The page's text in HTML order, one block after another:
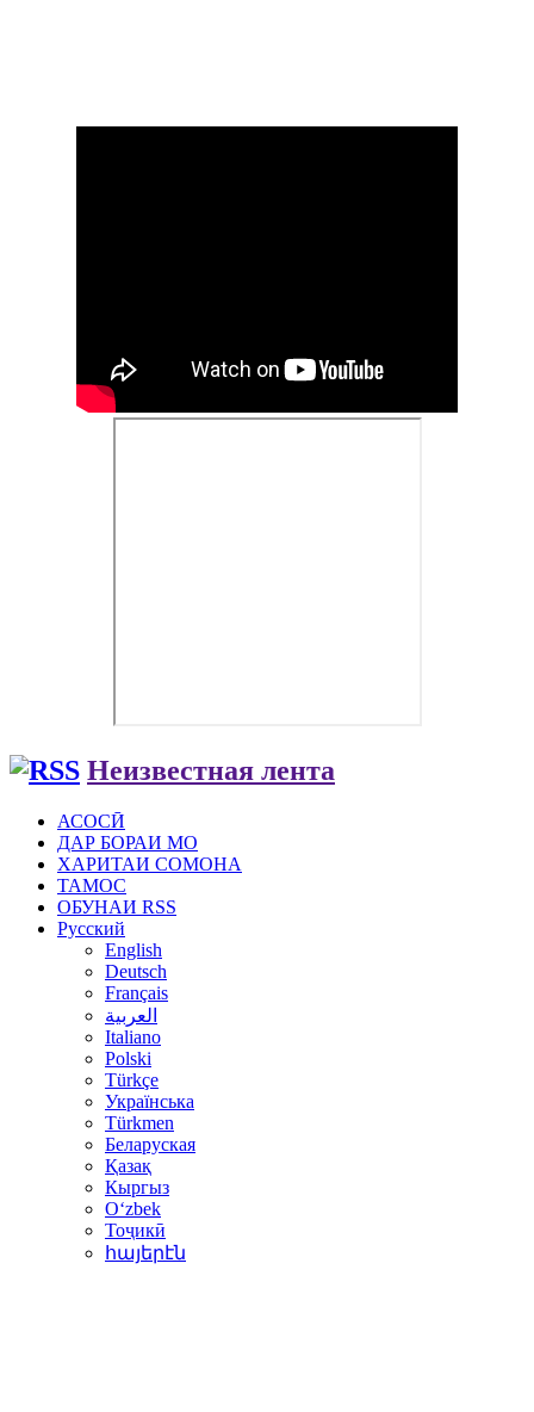
Неизвестная лента
АСОСӢ
ДАР БОРАИ МО
ХАРИТАИ СОМОНА
ТАМОС
ОБУНАИ RSS
Русский
English
Deutsch
Français
العربية
Italiano
Polski
Türkçe
Українська
Türkmen
Беларуская
Қазақ
Кыргыз
Oʻzbek
Тоҷикӣ
հայերէն